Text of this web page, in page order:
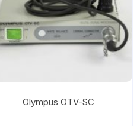
Olympus OTV-SC